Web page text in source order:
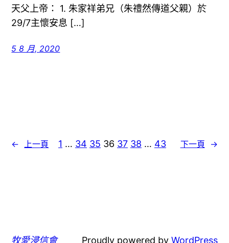
天父上帝： 1. 朱家祥弟兄（朱禮然傳道父親）於
29/7主懷安息 […]
5 8 月, 2020
← 上一頁 1 … 34 35 36 37 38 … 43 下一頁 →
牧愛浸信會 Proudly powered by WordPress